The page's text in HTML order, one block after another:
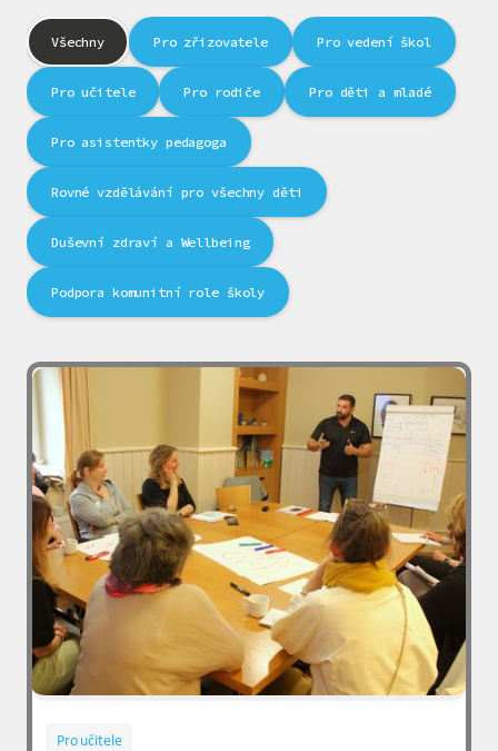
Všechny Pro zřizovatele Pro vedení škol
Pro učitele Pro rodiče Pro děti a mladé
Pro asistentky pedagoga
Rovné vzdělávání pro všechny děti
Duševní zdraví a Wellbeing
Podpora komunitní role školy
Pro učitele